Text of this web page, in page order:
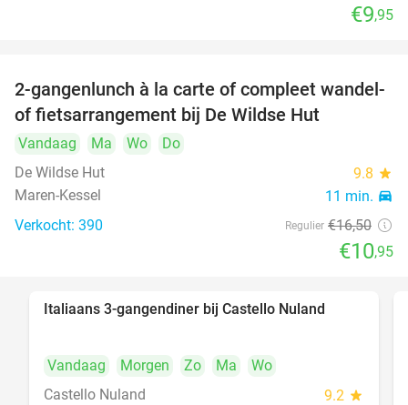
€9,95
34%
2-gangenlunch à la carte of compleet wandel-
of fietsarrangement bij De Wildse Hut
Vandaag Ma Wo
Do
De Wildse Hut
9.8 star
Maren-Kessel 11 min. directions_car
Verkocht: 390 Regulier €16,50
€10,95
Italiaans 3-gangendiner bij Castello Nuland
Vandaag Morgen Zo Ma
Wo
Castello Nuland
9.2 star